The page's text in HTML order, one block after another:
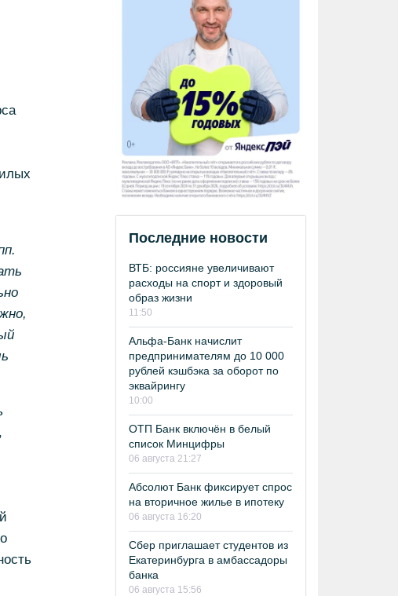
Последние новости
ВТБ: россияне увеличивают
расходы на спорт и здоровый
образ жизни
11:50
Альфа-Банк начислит
предпринимателям до 10 000
рублей кэшбэка за оборот по
эквайрингу
10:00
ОТП Банк включён в белый
список Минцифры
06 августа 21:27
Абсолют Банк фиксирует спрос
на вторичное жилье в ипотеку
06 августа 16:20
Сбер приглашает студентов из
Екатеринбурга в амбассадоры
банка
06 августа 15:56